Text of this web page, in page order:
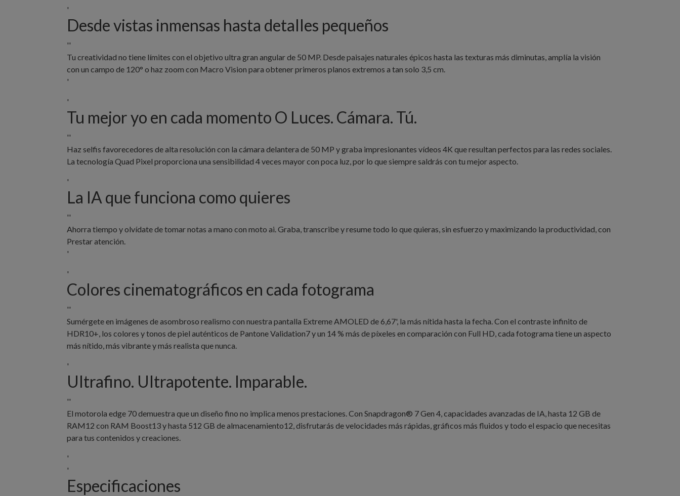
'
Desde vistas inmensas hasta detalles pequeños
''
Tu creatividad no tiene límites con el objetivo ultra gran angular de 50 MP. Desde paisajes naturales épicos hasta las texturas más diminutas, amplía la visión
con un campo de 120° o haz zoom con Macro Vision para obtener primeros planos extremos a tan solo 3,5 cm.
'
'
Tu mejor yo en cada momento O Luces. Cámara. Tú.
''
Haz selfis favorecedores de alta resolución con la cámara delantera de 50 MP y graba impresionantes vídeos 4K que resultan perfectos para las redes sociales.
La tecnología Quad Pixel proporciona una sensibilidad 4 veces mayor con poca luz, por lo que siempre saldrás con tu mejor aspecto.
'
La IA que funciona como quieres
''
Ahorra tiempo y olvídate de tomar notas a mano con moto ai. Graba, transcribe y resume todo lo que quieras, sin esfuerzo y maximizando la productividad, con
Prestar atención.
'
'
Colores cinematográficos en cada fotograma
''
Sumérgete en imágenes de asombroso realismo con nuestra pantalla Extreme AMOLED de 6,67', la más nítida hasta la fecha. Con el contraste infinito de
HDR10+, los colores y tonos de piel auténticos de Pantone Validation7 y un 14 % más de píxeles en comparación con Full HD, cada fotograma tiene un aspecto
más nítido, más vibrante y más realista que nunca.
'
Ultrafino. Ultrapotente. Imparable.
''
El motorola edge 70 demuestra que un diseño fino no implica menos prestaciones. Con Snapdragon® 7 Gen 4, capacidades avanzadas de IA, hasta 12 GB de
RAM12 con RAM Boost13 y hasta 512 GB de almacenamiento12, disfrutarás de velocidades más rápidas, gráficos más fluidos y todo el espacio que necesitas
para tus contenidos y creaciones.
'
'
Especificaciones